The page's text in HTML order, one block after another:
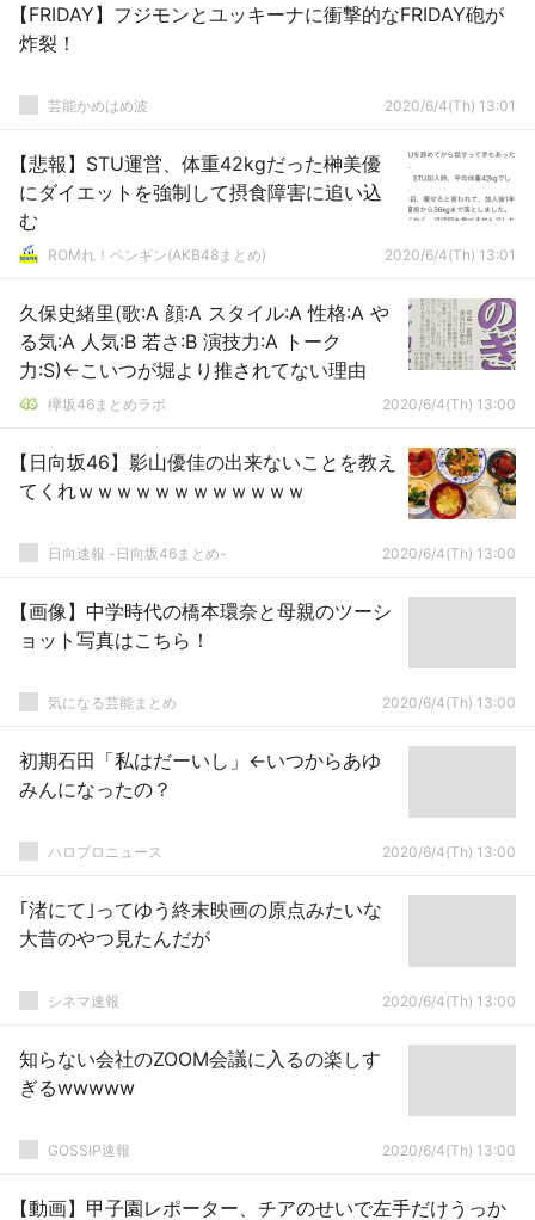
【FRIDAY】フジモンとユッキーナに衝撃的なFRIDAY砲が
炸裂！
芸能かめはめ波 2020/6/4(Th) 13:01
【悲報】STU運営、体重42kgだった榊美優
にダイエットを強制して摂食障害に追い込
む
ROMれ！ペンギン(AKB48まとめ) 2020/6/4(Th) 13:01
久保史緒里(歌:A 顔:A スタイル:A 性格:A や
る気:A 人気:B 若さ:B 演技力:A トーク
力:S)←こいつが堀より推されてない理由
欅坂46まとめラボ 2020/6/4(Th) 13:00
【日向坂46】影山優佳の出来ないことを教え
てくれｗｗｗｗｗｗｗｗｗｗｗｗ
日向速報 -日向坂46まとめ- 2020/6/4(Th) 13:00
【画像】中学時代の橋本環奈と母親のツーシ
ョット写真はこちら！
気になる芸能まとめ 2020/6/4(Th) 13:00
初期石田「私はだーいし」←いつからあゆ
みんになったの？
ハロプロニュース 2020/6/4(Th) 13:00
｢渚にて｣ってゆう終末映画の原点みたいな
大昔のやつ見たんだが
シネマ速報 2020/6/4(Th) 13:00
知らない会社のZOOM会議に入るの楽しす
ぎるwwwww
GOSSIP速報 2020/6/4(Th) 13:00
【動画】甲子園レポーター、チアのせいで左手だけうっか